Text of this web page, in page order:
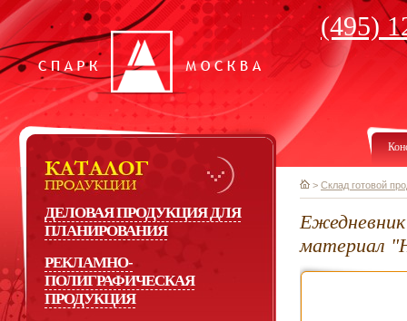
(495)
ДЕЛОВАЯ ПРОДУКЦИЯ ДЛЯ
ПЛАНИРОВАНИЯ
РЕКЛАМНО-
ПОЛИГРАФИЧЕСКАЯ
ПРОДУКЦИЯ
> Склад готовой
материал